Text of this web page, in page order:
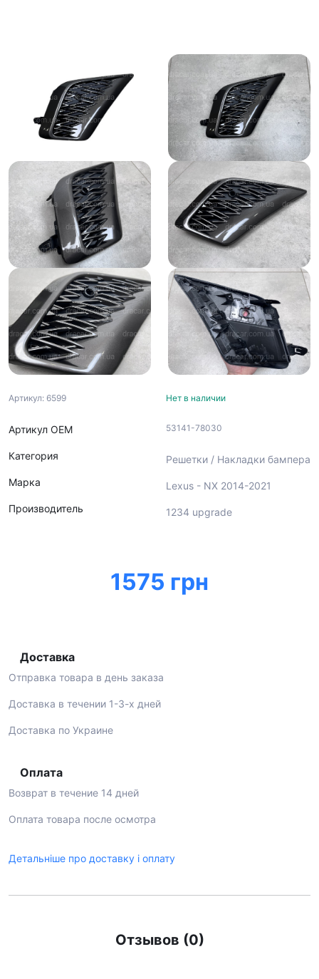
Артикул: 6599
Артикул ОЕМ
Категория
Марка
Производитель
Нет в наличии
53141-78030
Решетки / Накладки бампера
Lexus - NX 2014-2021
1234 upgrade
1575 грн
Доставка
Отправка товара в день заказа
Доставка в течении 1-3-х дней
Доставка по Украине
Оплата
Возврат в течение 14 дней
Оплата товара после осмотра
Детальніше про доставку і оплату
Отзывов (0)